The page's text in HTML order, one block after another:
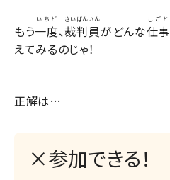
もう一度
いちど
、裁判員
さいばんいん
がどんな仕事
しごと
えてみるのじゃ！
正解は…
×参加できる！